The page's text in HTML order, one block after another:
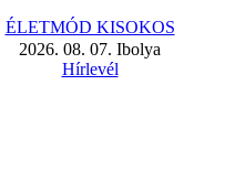
ÉLETMÓD KISOKOS
2026. 08. 07. Ibolya
Hírlevél